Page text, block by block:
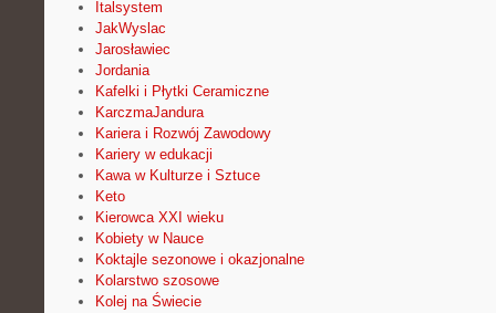
Italsystem
JakWyslac
Jarosławiec
Jordania
Kafelki i Płytki Ceramiczne
KarczmaJandura
Kariera i Rozwój Zawodowy
Kariery w edukacji
Kawa w Kulturze i Sztuce
Keto
Kierowca XXI wieku
Kobiety w Nauce
Koktajle sezonowe i okazjonalne
Kolarstwo szosowe
Kolej na Świecie